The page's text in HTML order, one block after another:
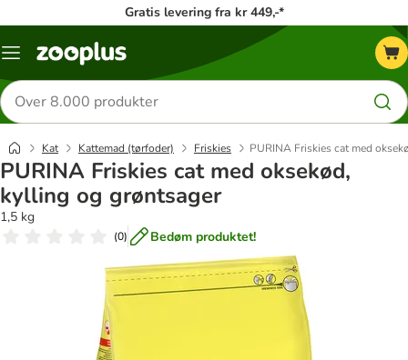
Gratis levering fra kr 449,-*
Menu
Søg
efter
produkter
Kat Kattemad (tørfoder) Friskies PURINA Friskies cat med
PURINA Friskies cat med oksekød,
kylling og grøntsager
1,5 kg
(0) Bedøm produktet!